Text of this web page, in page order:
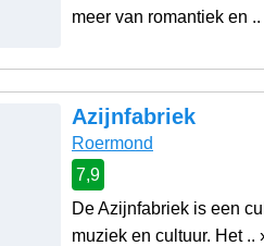
meer van romantiek en ..
Azijnfabriek
Roermond
7,9
De Azijnfabriek is een
muziek en cultuur. Het ..